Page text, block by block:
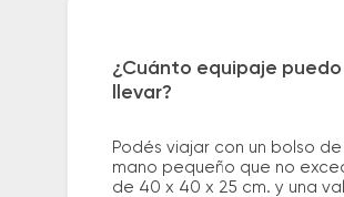
¿Cuánto equipaje puedo
llevar?
Podés viajar con un bolso de
mano pequeño que no
de 40 x 40 x 25 cm. y una